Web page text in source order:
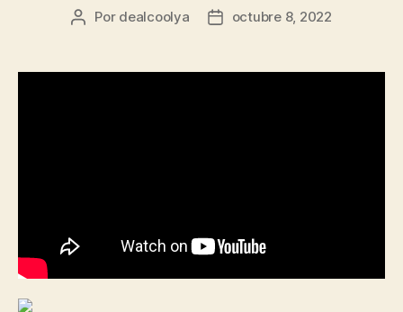
Autor
entrada
Por dealcoolya
Fecha
entrada
octubre 8, 2022